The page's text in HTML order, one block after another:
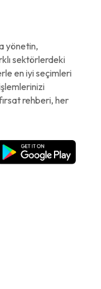
yönetin,
sektörlerdeki
en iyi seçimleri
rehberi, her